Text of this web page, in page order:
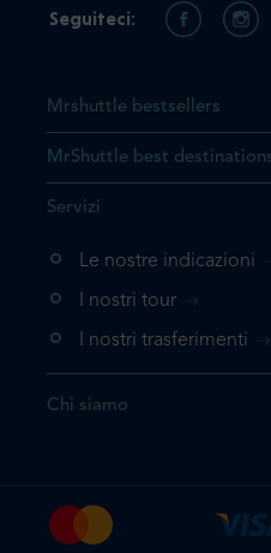
il prodotto che state
nuovamente, la
Mrshuttle bestsellers
MrShuttle best
Servizi
Le nostre indicazioni
I nostri tour
I nostri trasferimenti
Chi siamo
Seguiteci: